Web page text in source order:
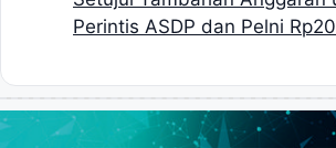
Perintis ASDP dan Pelni